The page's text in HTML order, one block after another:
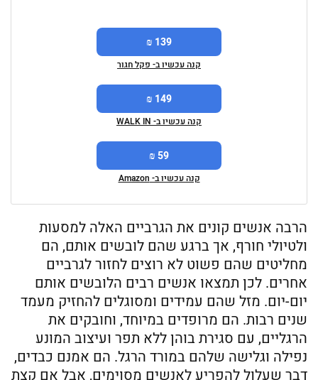
139 ₪
קנה עכשיו ב- פקל חגור
149 ₪
קנה עכשיו ב- WALK IN
59 ₪
קנה עכשיו ב- Amazon
הרבה אנשים קונים את הגרביים האלה למסעות
ולטיולי חורף, אך ברגע שהם לובשים אותם, הם
מחליטים שהם פשוט לא רוצים לחזור לגרביים
אחרים. לכן תמצאו אנשים רבים הלובשים אותם
יום-יום. מזל שהם עמידים ומסוגלים להחזיק מעמד
שנים רבות. הם מרופדים במיוחד, וחובקים את
הרגליים, עם סגירת בוהן ללא תפר ועיצוב המונע
נפילה וגלישה שלהם במורד הרגל. הם אמנם כבדים,
דבר שעלול להפריע לאנשים מסוימים, אבל אם קצת